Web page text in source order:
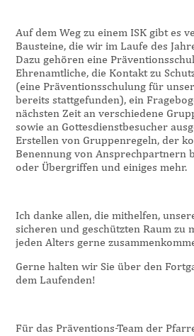
Auf dem Weg zu einem ISK gibt es
Bausteine, die wir im Laufe des
Dazu gehören eine
Ehrenamtliche, die Kontakt zu
(eine Präventionsschulung für
bereits stattgefunden), ein
nächsten Zeit an verschiedene
sowie an Gottesdienstbesucher
Erstellen von Gruppenregeln, der
Benennung von Ansprechpartnern
oder Übergriffen und einiges mehr.
Ich danke allen, die mithelfen,
sicheren und geschützten Raum zu
jeden Alters gerne
Gerne halten wir Sie über den
dem Laufenden!
Für das Präventions-Team der